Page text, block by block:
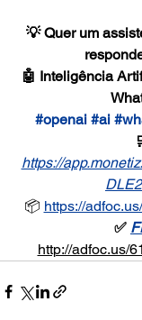
💡 Quer um
🤖 Inteligência
#openai #ai
https://
📦 https://
✅
http://adfoc.us/